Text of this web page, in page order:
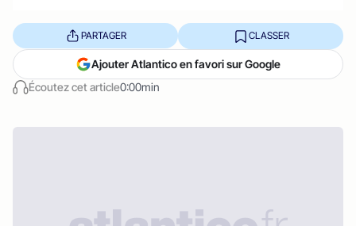
Écoutez cet article0:00min
PARTAGER CLASSER
Ajouter Atlantico en favori sur Google